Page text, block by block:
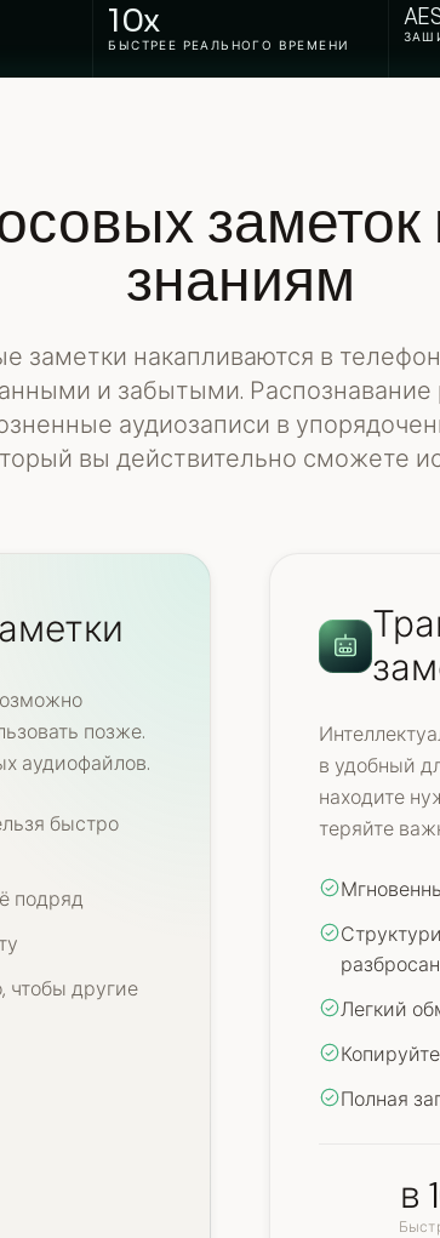
10x
БЫСТРЕЕ РЕАЛЬНОГО ВРЕМЕНИ
знаниям
заметки накапливаются в
и забытыми.
аудиозаписи в
вы действительно сможете
позже.
аудиофайлов.
быстро
подряд
чтобы другие
в удобный
находите
теряйте
Легкий
Полная
в